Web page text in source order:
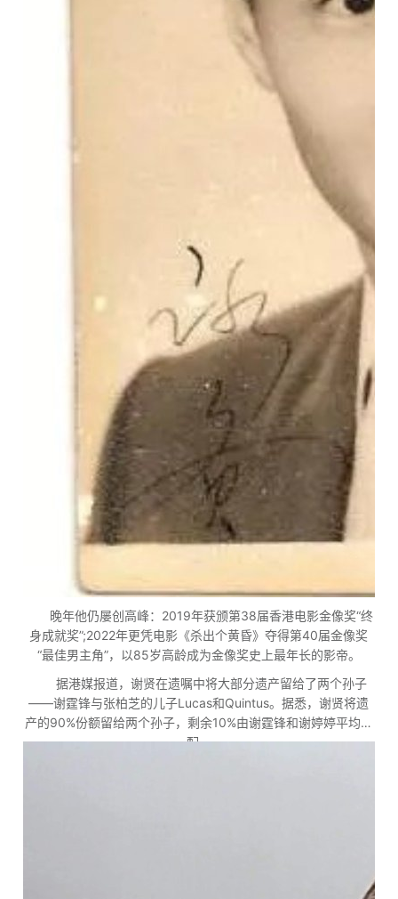
晚年他仍屡创高峰：2019年获颁第38届香港电影金像奖“终
身成就奖”;2022年更凭电影《杀出个黄昏》夺得第40届金像奖
“最佳男主角”，以85岁高龄成为金像奖史上最年长的影帝。
据港媒报道，谢贤在遗嘱中将大部分遗产留给了两个孙子
——谢霆锋与张柏芝的儿子Lucas和Quintus。据悉，谢贤将遗
产的90%份额留给两个孙子，剩余10%由谢霆锋和谢婷婷平均分
配。